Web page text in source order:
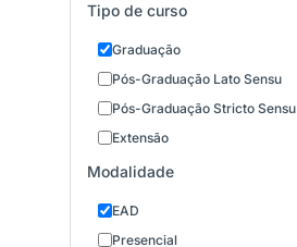
Tipo de curso
Graduação
Pós-Graduação Lato Sensu
Pós-Graduação Stricto Sensu
Extensão
Modalidade
EAD
Presencial